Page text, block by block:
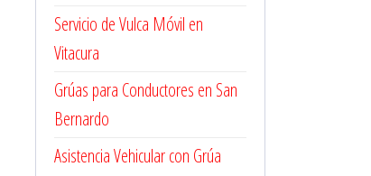
Servicio de Vulca Móvil en
Vitacura
Grúas para Conductores en San
Bernardo
Asistencia Vehicular con Grúa